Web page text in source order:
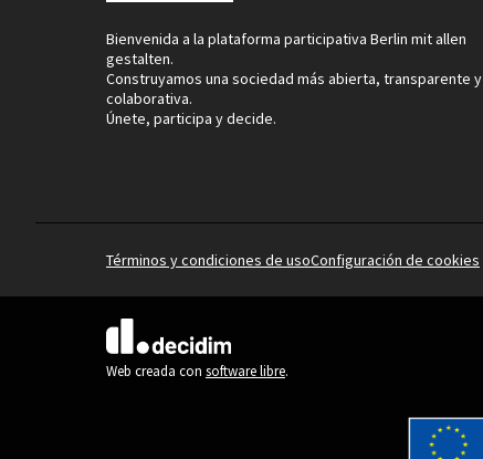
Bienvenida a la plataforma participativa Berlin mit allen
gestalten.
Construyamos una sociedad más abierta, transparente y
colaborativa.
Únete, participa y decide.
Términos y condiciones de usoConfiguración de cookies
(Enlace externo)
Web creada con software libre.